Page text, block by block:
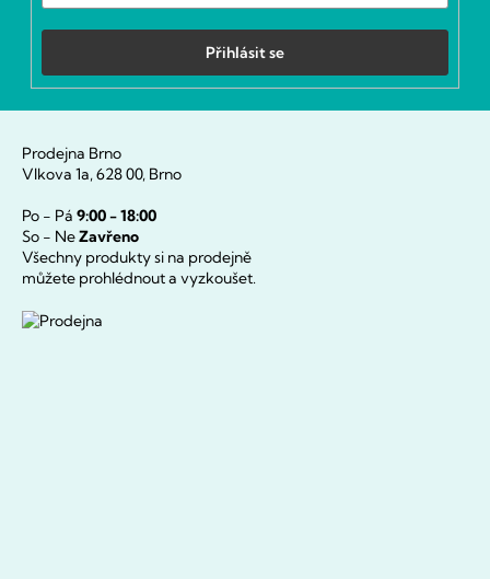
Přihlásit se
Prodejna Brno
Vlkova 1a, 628 00, Brno
Po - Pá 9:00 - 18:00
So - NeZavřeno
Všechny produkty si na prodejně
můžete prohlédnout a vyzkoušet.